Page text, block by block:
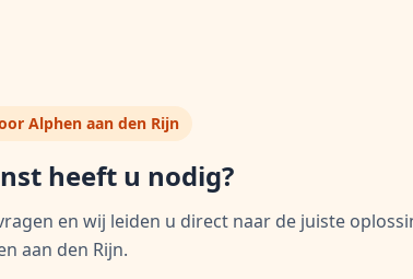
Alphen aan den Rijn
heeft u nodig?
en wij leiden u direct naar de juiste
aan den Rijn.